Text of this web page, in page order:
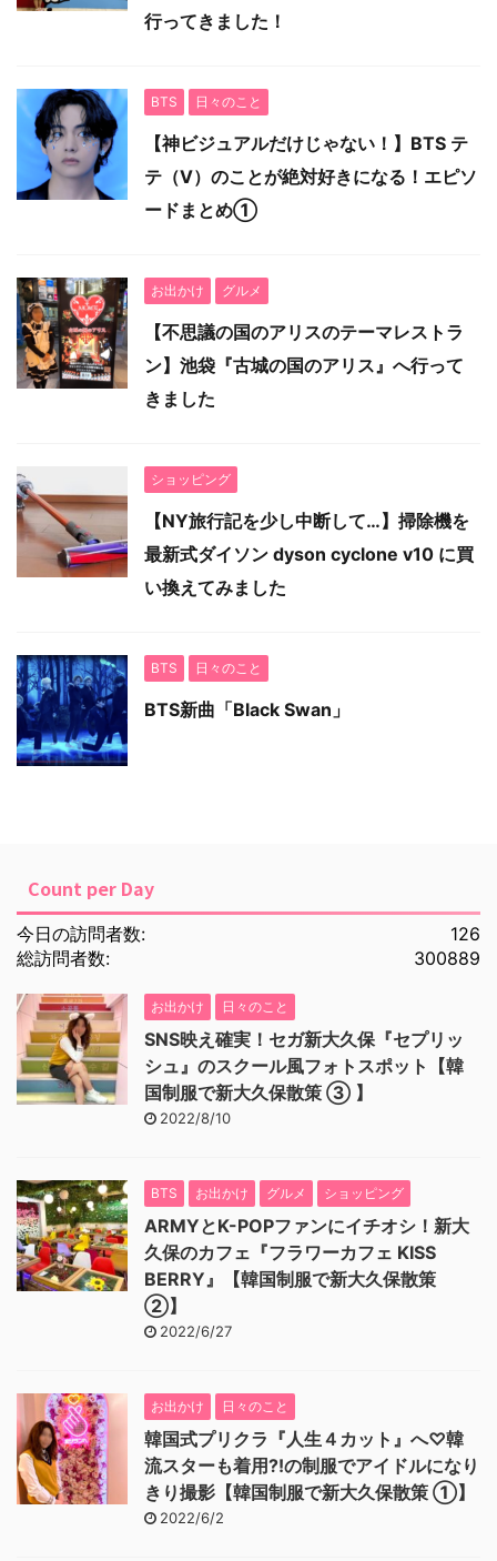
行ってきました！
BTS 日々のこと
【神ビジュアルだけじゃない！】BTS テ
テ（V）のことが絶対好きになる！エピソ
ードまとめ①
お出かけ グルメ
【不思議の国のアリスのテーマレストラ
ン】池袋『古城の国のアリス』へ行って
きました
ショッピング
【NY旅行記を少し中断して…】掃除機を
最新式ダイソン dyson cyclone v10 に買
い換えてみました
BTS 日々のこと
BTS新曲「Black Swan」
Count per Day
126
今日の訪問者数:
300889
総訪問者数:
お出かけ 日々のこと
SNS映え確実！セガ新大久保『セプリッ
シュ』のスクール風フォトスポット【韓
国制服で新大久保散策 ③ 】
2022/8/10
BTS お出かけ グルメ ショッピング
ARMYとK-POPファンにイチオシ！新大
久保のカフェ『フラワーカフェ KISS
BERRY』【韓国制服で新大久保散策
②】
2022/6/27
お出かけ 日々のこと
韓国式プリクラ『人生４カット』へ♡韓
流スターも着用⁈の制服でアイドルになり
きり撮影【韓国制服で新大久保散策 ①】
2022/6/2